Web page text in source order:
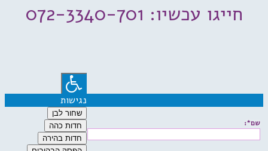
חייגו עכשיו: 072-3340-701
שם*:
נגישות
שחור לבן
חדות כהה
חדות בהירה